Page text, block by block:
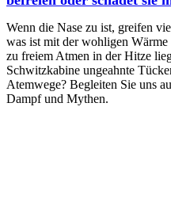
Wenn die Nase zu ist, greifen
was ist mit der wohligen Wärme
zu freiem Atmen in der Hitze
Schwitzkabine ungeahnte
Atemwege? Begleiten Sie uns
Dampf und Mythen.